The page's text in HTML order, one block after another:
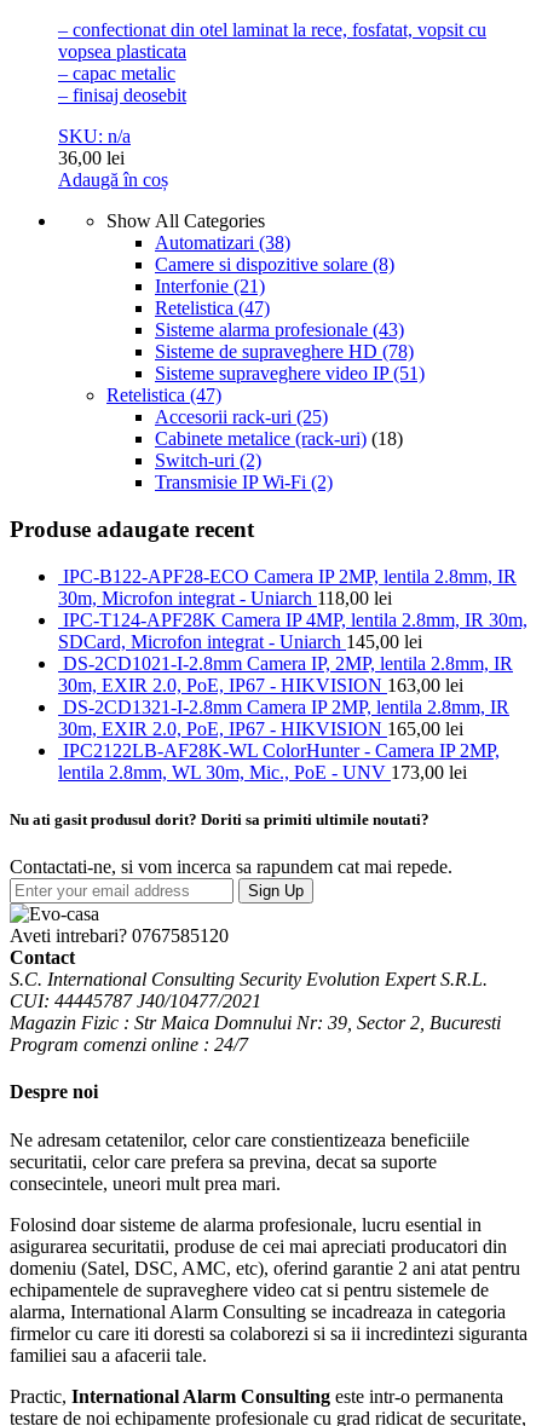
– confectionat din otel laminat la rece, fosfatat, vopsit cu
vopsea plasticata
– capac metalic
– finisaj deosebit
SKU: n/a
36,00 lei
Adaugă în coș
Show All Categories
Automatizari (38)
Camere si dispozitive solare (8)
Interfonie (21)
Retelistica (47)
Sisteme alarma profesionale (43)
Sisteme de supraveghere HD (78)
Sisteme supraveghere video IP(51)
Retelistica (47)
Accesorii rack-uri (25)
Cabinete metalice (rack-uri) (18)
Switch-uri (2)
Transmisie IP Wi-Fi (2)
Produse adaugate recent
IPC-B122-APF28-ECO Camera IP 2MP, lentila 2.8mm, IR
30m, Microfon integrat - Uniarch 118,00 lei
IPC-T124-APF28K Camera IP 4MP, lentila 2.8mm, IR 30m,
SDCard, Microfon integrat - Uniarch 145,00 lei
DS-2CD1021-I-2.8mm Camera IP, 2MP, lentila 2.8mm, IR
30m, EXIR 2.0, PoE, IP67 - HIKVISION 163,00 lei
DS-2CD1321-I-2.8mm Camera IP 2MP, lentila 2.8mm, IR
30m, EXIR 2.0, PoE, IP67 - HIKVISION 165,00 lei
IPC2122LB-AF28K-WL ColorHunter - Camera IP 2MP,
lentila 2.8mm, WL 30m, Mic., PoE - UNV 173,00 lei
Nu ati gasit produsul dorit? Doriti sa primiti ultimile noutati?
Contactati-ne, si vom incerca sa rapundem cat mai repede.
Sign Up
Aveti intrebari? 0767585120
Contact
S.C. International Consulting Security Evolution Expert S.R.L.
CUI: 44445787 J40/10477/2021
Magazin Fizic : Str Maica Domnului Nr: 39, Sector 2, Bucuresti
Program comenzi online : 24/7
Despre noi
Ne adresam cetatenilor, celor care constientizeaza beneficiile
securitatii, celor care prefera sa previna, decat sa suporte
consecintele, uneori mult prea mari.
Folosind doar sisteme de alarma profesionale, lucru esential in
asigurarea securitatii, produse de cei mai apreciati producatori din
domeniu (Satel, DSC, AMC, etc), oferind garantie 2 ani atat pentru
echipamentele de supraveghere video cat si pentru sistemele de
alarma, International Alarm Consulting se incadreaza in categoria
firmelor cu care iti doresti sa colaborezi si sa ii incredintezi siguranta
familiei sau a afacerii tale.
Practic, International Alarm Consulting este intr-o permanenta
testare de noi echipamente profesionale cu grad ridicat de securitate,